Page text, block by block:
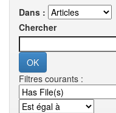
Dans :
Chercher
Filtres courants :